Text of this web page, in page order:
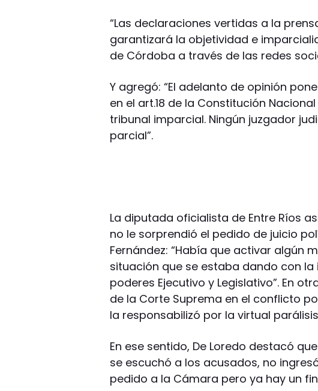
“Las declaraciones vertidas a la
garantizará la objetividad e
de Córdoba a través de las redes
Y agregó: “El adelanto de opinión
en el art.18 de la Constitución
tribunal imparcial. Ningún juzgador
parcial”.
La diputada oficialista de Entre Ríos
no le sorprendió el pedido de juicio
Fernández: “Había que activar algún
situación que se estaba dando con
poderes Ejecutivo y Legislativo”. En
de la Corte Suprema en el conflicto
la responsabilizó por la virtual
En ese sentido, De Loredo destacó
se escuchó a los acusados, no
pedido a la Cámara pero ya hay un